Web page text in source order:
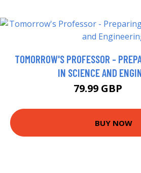
TOMORROW'S PROFESSOR -
IN SCIENCE AND
79.99 GBP
BUY NOW